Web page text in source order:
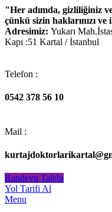
"Her adımda, gizliliğiniz
çünkü sizin haklarınızı ve
Adresimiz: Yukarı
Kapı :51 Kartal / İstanbul
Telefon :
0542 378 56 10
Mail :
Randevu Talebi
Yol Tarifi Al
Menu